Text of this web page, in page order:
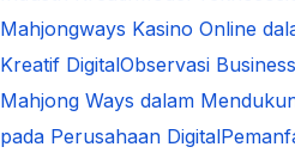
Mahjongways Kasino Online
Kreatif DigitalObservasi
Mahjong Ways dalam
pada Perusahaan Digital